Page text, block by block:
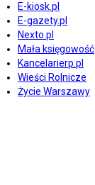
E-kiosk.pl
E-gazety.pl
Nexto.pl
Mała księgowość
Kancelarierp.pl
Wieści Rolnicze
Życie Warszawy